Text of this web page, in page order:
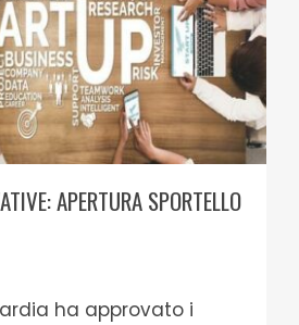
APERTURA SPORTELLO
ha approvato i